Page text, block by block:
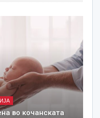
во кочанската